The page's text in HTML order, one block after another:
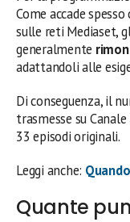
Come accade
sulle reti Mediaset,
generalmente
adattandoli alle
Di conseguenza, il
trasmesse su
33 episodi originali.
Leggi anche:
Quante